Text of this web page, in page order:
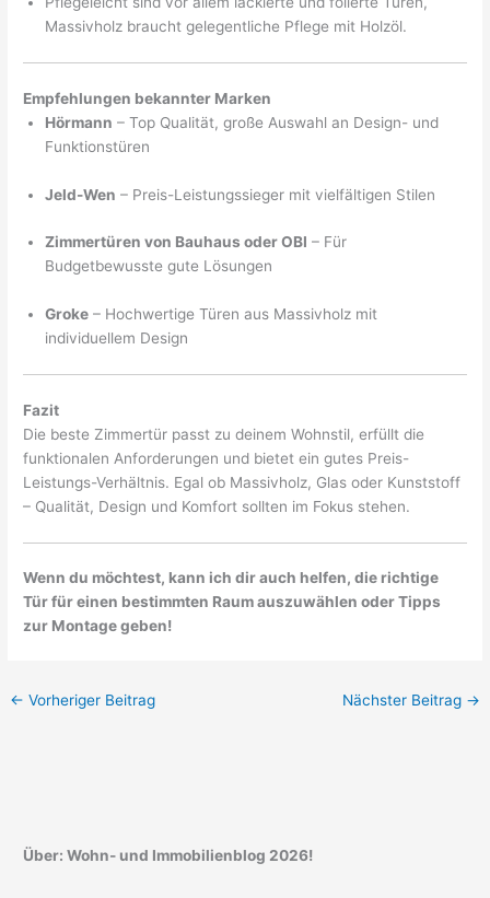
Massivholz braucht gelegentliche Pflege mit Holzöl.
Empfehlungen bekannter Marken
Hörmann – Top Qualität, große Auswahl an Design- und
Funktionstüren
Jeld-Wen – Preis-Leistungssieger mit vielfältigen Stilen
Zimmertüren von Bauhaus oder OBI – Für
Budgetbewusste gute Lösungen
Groke – Hochwertige Türen aus Massivholz mit
individuellem Design
Fazit
Die beste Zimmertür passt zu deinem Wohnstil, erfüllt die
funktionalen Anforderungen und bietet ein gutes Preis-
Leistungs-Verhältnis. Egal ob Massivholz, Glas oder Kunststoff
– Qualität, Design und Komfort sollten im Fokus stehen.
Wenn du möchtest, kann ich dir auch helfen, die richtige
Tür für einen bestimmten Raum auszuwählen oder Tipps
zur Montage geben!
← Vorheriger Beitrag Nächster Beitrag →
Über: Wohn- und Immobilienblog 2026!